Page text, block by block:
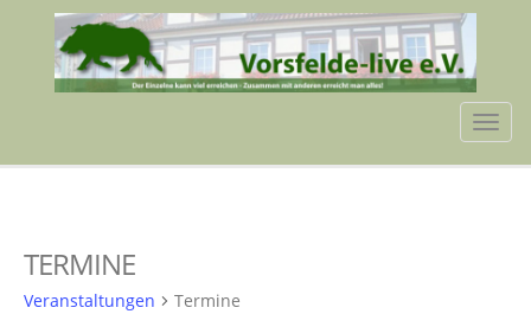
TERMINE
Veranstaltungen Termine